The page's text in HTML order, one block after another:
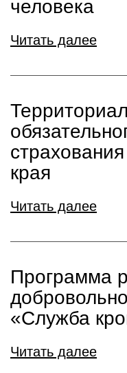
человека
Читать далее
края
Читать далее
Программа
«Служба
Читать далее